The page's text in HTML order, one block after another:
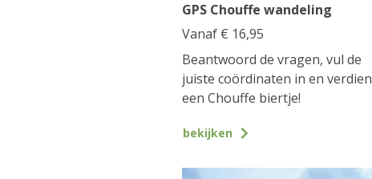
GPS Chouffe wandeling
Vanaf € 16,95
Beantwoord de vragen, vul de
juiste coördinaten in en verdien
een Chouffe biertje!
bekijken